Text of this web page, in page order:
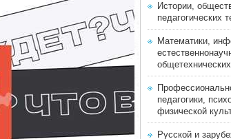
Истории,
педагогических
Математики,
педагогики,
физической
Русской и